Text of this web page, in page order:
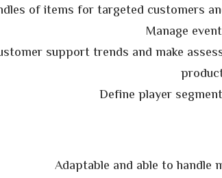
of items for targeted customers
Manage
support trends and make
Define player
Adaptable and able to handle